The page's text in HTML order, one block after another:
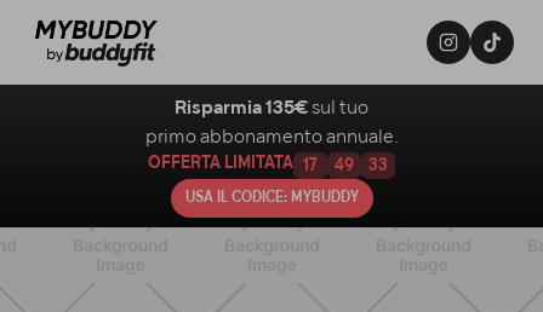
Risparmia 135€ sul tuo
primo abbonamento annuale.
OFFERTA LIMITATA 17 49 32
USA IL CODICE: MYBUDDY